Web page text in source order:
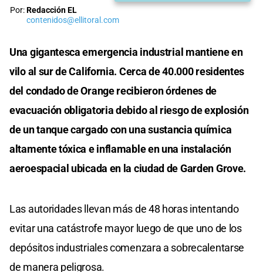
Por:Redacción EL
contenidos@ellitoral.com
Una gigantesca emergencia industrial mantiene en
vilo al sur de California. Cerca de 40.000 residentes
del condado de Orange recibieron órdenes de
evacuación obligatoria debido al riesgo de explosión
de un tanque cargado con una sustancia química
altamente tóxica e inflamable en una instalación
aeroespacial ubicada en la ciudad de Garden Grove.
Las autoridades llevan más de 48 horas intentando
evitar una catástrofe mayor luego de que uno de los
depósitos industriales comenzara a sobrecalentarse
de manera peligrosa.